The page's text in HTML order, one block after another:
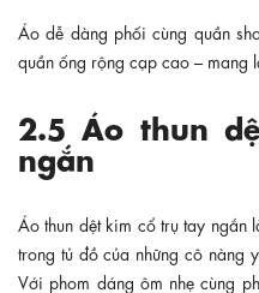
Áo dễ dàng phối cùng quần
quần ống rộng cạp cao – mang
2.5 Áo thun
ngắn
Áo thun dệt kim cổ trụ tay ngắn
trong tủ đồ của những cô nàng
Với phom dáng ôm nhẹ cùng